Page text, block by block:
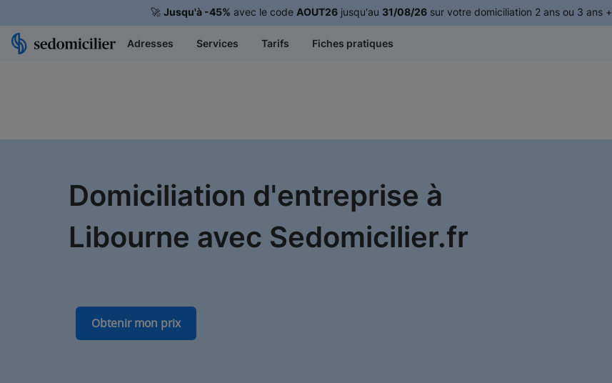
🚀 Jusqu'à -45% avec le code AOUT26jusqu'au 31/08/26sur votre domiciliation 2 ans ou 3 ans +
Adresses Services Tarifs Fiches pratiques
Domiciliation d'entreprise à
Libourne avec Sedomicilier.fr
Obtenir mon prix